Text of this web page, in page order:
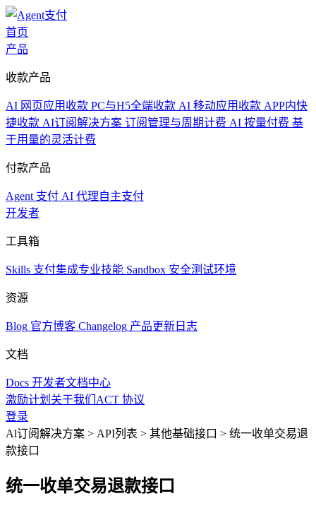
首页
产品
收款产品
AI 网页应用收款 PC与H5全端收款 AI 移动应用收款 APP内快
捷收款 AI订阅解决方案 订阅管理与周期计费 AI 按量付费 基
于用量的灵活计费
付款产品
Agent 支付 AI 代理自主支付
开发者
工具箱
Skills 支付集成专业技能 Sandbox 安全测试环境
资源
Blog 官方博客 Changelog 产品更新日志
文档
Docs 开发者文档中心
激励计划 关于我们 ACT 协议
登录
Al订阅解决方案 > API列表 > 其他基础接口 > 统一收单交易退
款接口
统一收单交易退款接口